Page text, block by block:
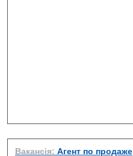
Вакансія: Агент по продаже